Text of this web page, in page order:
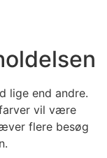
lige end andre.
vil være
flere besøg